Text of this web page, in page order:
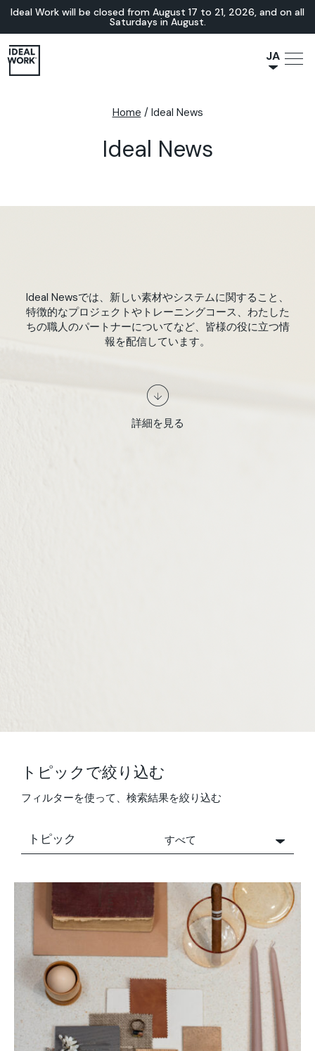
Ideal Work will be closed from August 17 to 21, 2026, and on all
Saturdays in August.
JA
Home / Ideal News
Ideal News
Ideal Newsでは、新しい素材やシステムに関すること、
特徴的なプロジェクトやトレーニングコース、わたした
ちの職人のパートナーについてなど、皆様の役に立つ情
報を配信しています。
詳細を見る
トピックで絞り込む
フィルターを使って、検索結果を絞り込む
トピック
すべて
Concrete people
Concrete people
Consigli Tecnici
Focus
The moodboard series
Trends